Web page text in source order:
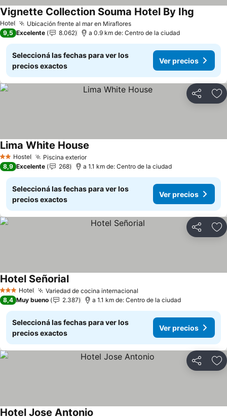
Hotel Ubicación frente al mar en Miraflores
Vignette Collection Souma Hotel By Ihg
9,5 Excelente 8.062 a 0.9 km de: Centro de la ciudad
Seleccioná las fechas para ver los
precios exactos
Ver precios
Compartir
2 Estrellas
Hostel Piscina exterior
Lima White House
8,9 Excelente 268 a 1.1 km de: Centro de la ciudad
Seleccioná las fechas para ver los
precios exactos
Ver precios
Compartir
3 Estrellas
Hotel Variedad de cocina internacional
Hotel Señorial
8,4 Muy bueno 2.387 a 1.1 km de: Centro de la ciudad
Seleccioná las fechas para ver los
precios exactos
Ver precios
Compartir
Hotel Jose Antonio